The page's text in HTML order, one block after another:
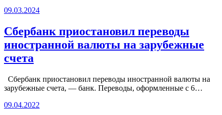
09.03.2024
Сбербанк приостановил переводы
иностранной валюты на зарубежные
счета
Сбербанк приостановил переводы иностранной валюты на
зарубежные счета, — банк. Переводы, оформленные с 6…
09.04.2022